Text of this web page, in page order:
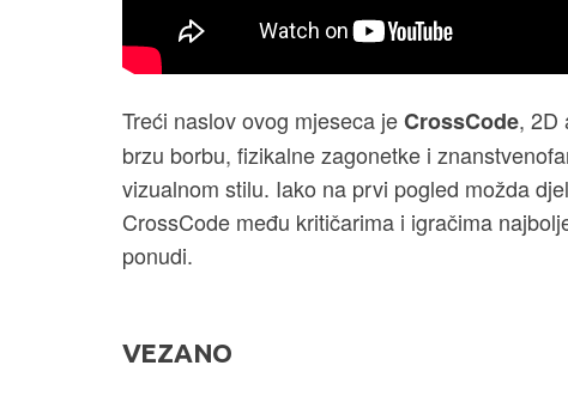
Treći naslov ovog mjeseca jeCrossCode, 2D
brzu borbu, fizikalne zagonetke i
vizualnom stilu. Iako na prvi pogled možda
CrossCode među kritičarima i igračima
ponudi.
VEZANO